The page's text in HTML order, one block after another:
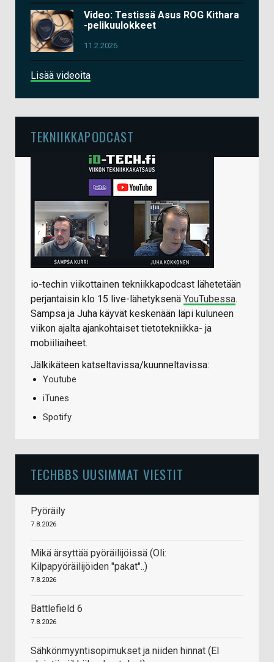
Video: Testissä Asus ROG Kithara
-pelikuulokkeet
11.2.2026
Lisää videoita
TEKNIIKKAPODCAST
io-techin viikottainen tekniikkapodcast lähetetään
perjantaisin klo 15 live-lähetyksenä YouTubessa.
Sampsa ja Juha käyvät keskenään läpi kuluneen
viikon ajalta ajankohtaiset tietotekniikka- ja
mobiiliaiheet.
Jälkikäteen katseltavissa/kuunneltavissa:
Youtube
iTunes
Spotify
TECHBBS UUSIMMAT VIESTIT
Pyöräily
7.8.2026
Mikä ärsyttää pyöräilijöissä (Oli:
Kilpapyöräilijöiden "pakat"..)
7.8.2026
Battlefield 6
7.8.2026
Sähkönmyyntisopimukset ja niiden hinnat (EI